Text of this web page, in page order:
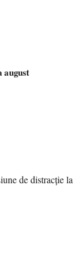
august